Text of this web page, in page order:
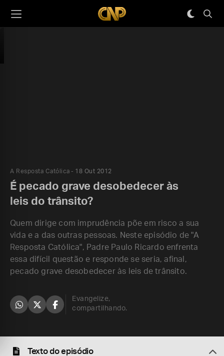
A Resposta Católica 18 Out 2012
É pecado grave desobedecer às
leis do trânsito?
Quem dirige com imprudência põe em risco a sua
vida e a das outras pessoas. Neste episódio de "A
Resposta Católica", Padre Paulo Ricardo enfrenta
essa difícil questão e responde se seria, afinal,
pecado grave desobedecer às leis de trânsito.
Evangelize,
compartilhando.
Texto do episódio